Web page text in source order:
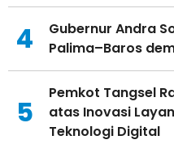
4
Gubernur Andra
Palima–Baros
5
Pemkot Tangsel
atas Inovasi
Teknologi Digital